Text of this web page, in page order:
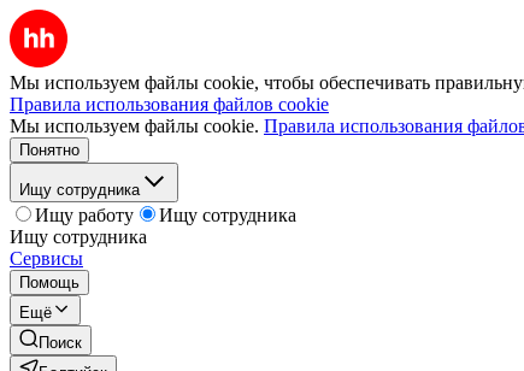
Мы используем файлы cookie, чтобы обеспечивать
Правила использования файлов cookie
Мы используем файлы cookie. Правила использования
Понятно
Ищу сотрудника
Ищу работу
Ищу сотрудника
Ищу сотрудника
Сервисы
Помощь
Ещё
Поиск